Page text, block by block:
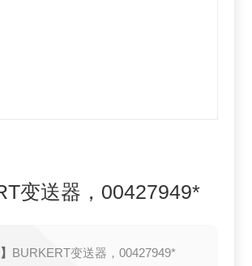
变送器，00427949*
BURKERT变送器，00427949*